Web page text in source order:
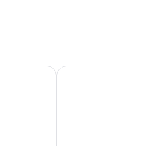
sommarbostadNatursemester vid